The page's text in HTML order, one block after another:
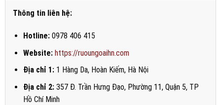
Thông tin liên hệ:
Hotline:0978 406 415
Website: https://ruoungoaihn.com
Địa chỉ 1:1 Hàng Da, Hoàn Kiếm, Hà Nội
Địa chỉ 2:357 Đ. Trần Hưng Đạo, Phường 11, Quận 5, TP
Hồ Chí Minh